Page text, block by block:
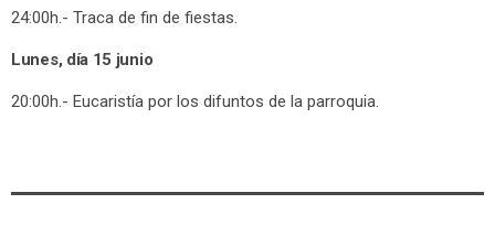
24:00h.- Traca de fin de fiestas.
Lunes, día 15 junio
20:00h.- Eucaristía por los difuntos de la parroquia.